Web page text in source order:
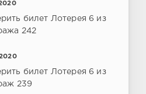
билет Лотерея 6 из
242
билет Лотерея 6 из
239